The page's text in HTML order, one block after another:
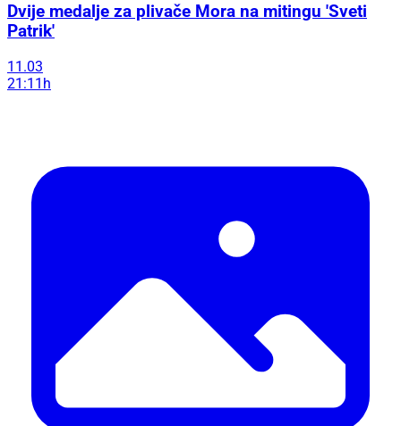
Dvije medalje za plivače Mora na mitingu 'Sveti
Patrik'
11.03
21:11h